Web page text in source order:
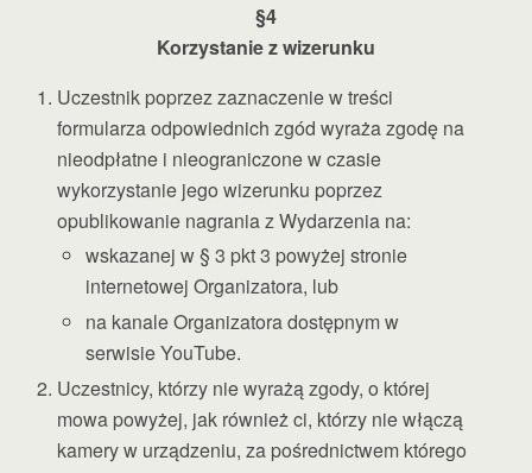
§4
Korzystanie z wizerunku
Uczestnik poprzez zaznaczenie w treści
formularza odpowiednich zgód wyraża zgodę na
nieodpłatne i nieograniczone w czasie
wykorzystanie jego wizerunku poprzez
opublikowanie nagrania z Wydarzenia na:
wskazanej w § 3 pkt 3 powyżej stronie
internetowej Organizatora, lub
na kanale Organizatora dostępnym w
serwisie YouTube.
Uczestnicy, którzy nie wyrażą zgody, o której
mowa powyżej, jak również ci, którzy nie włączą
kamery w urządzeniu, za pośrednictwem którego